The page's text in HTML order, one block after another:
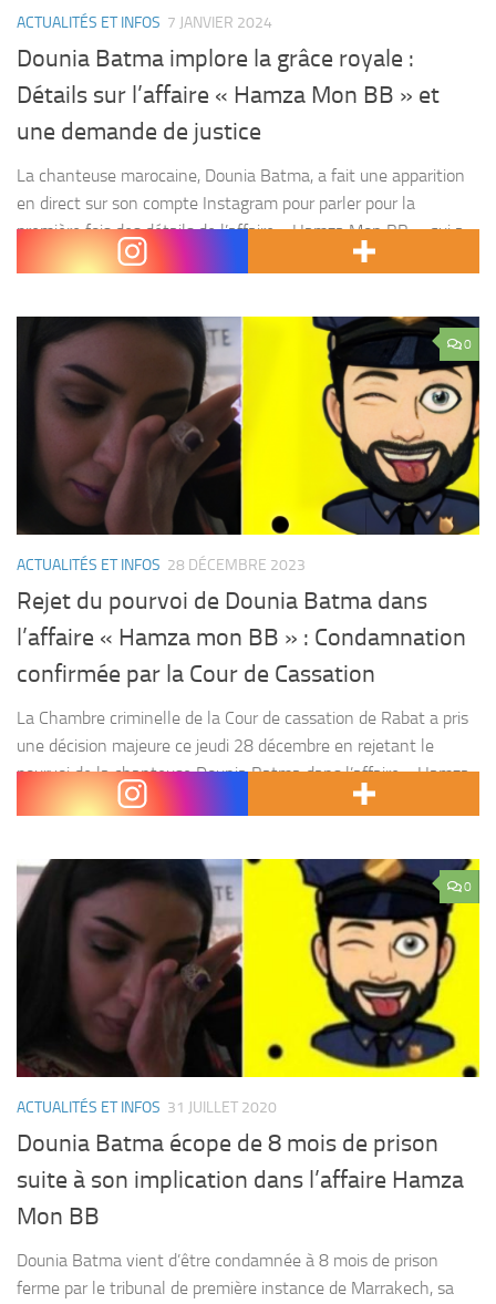
ACTUALITÉS ET INFOS 7 JANVIER 2024
Dounia Batma implore la grâce royale :
Détails sur l’affaire « Hamza Mon BB » et
une demande de justice
La chanteuse marocaine, Dounia Batma, a fait une apparition
en direct sur son compte Instagram pour parler pour la
première fois des détails de l’affaire « Hamza Mon BB », qui a
secoué l’opinion publique marocaine...
0
ACTUALITÉS ET INFOS 28 DÉCEMBRE 2023
Rejet du pourvoi de Dounia Batma dans
l’affaire « Hamza mon BB » : Condamnation
confirmée par la Cour de Cassation
La Chambre criminelle de la Cour de cassation de Rabat a pris
une décision majeure ce jeudi 28 décembre en rejetant le
pourvoi de la chanteuse Dounia Batma dans l’affaire « Hamza
Mon BB ». Condamnée...
0
ACTUALITÉS ET INFOS 31 JUILLET 2020
Dounia Batma écope de 8 mois de prison
suite à son implication dans l’affaire Hamza
Mon BB
Dounia Batma vient d’être condamnée à 8 mois de prison
ferme par le tribunal de première instance de Marrakech, sa